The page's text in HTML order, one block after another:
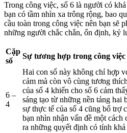
Trong công việc, số 6 là người có
bạn có tầm nhìn xa trông rộng, bao
cầu toàn trong công việc nên bạn sẽ
những người chắc chắn, ổn định, kỷ
Cặp
số
Sự tương hợp trong công việc
6 –
4
Hai con số này không chỉ hợp
cảm mà còn vô cùng tương
của số 4 khiến cho số 6 cảm
sáng tạo từ những nền tảng hai
sự thực tế của số 4 cũng bổ trợ
bạn nhìn nhận vấn đề một
ra những quyết định có tính khả